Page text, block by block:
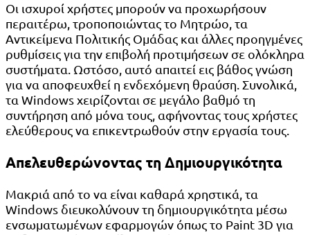
Οι ισχυροί χρήστες μπορούν να προχωρήσουν
περαιτέρω, τροποποιώντας το Μητρώο, τα
Αντικείμενα Πολιτικής Ομάδας και άλλες προηγμένες
ρυθμίσεις για την επιβολή προτιμήσεων σε ολόκληρα
συστήματα. Ωστόσο, αυτό απαιτεί εις βάθος γνώση
για να αποφευχθεί η ενδεχόμενη θραύση. Συνολικά,
τα Windows χειρίζονται σε μεγάλο βαθμό τη
συντήρηση από μόνα τους, αφήνοντας τους χρήστες
ελεύθερους να επικεντρωθούν στην εργασία τους.
Απελευθερώνοντας τη Δημιουργικότητα
Μακριά από το να είναι καθαρά χρηστικά, τα
Windows διευκολύνουν τη δημιουργικότητα μέσω
ενσωματωμένων εφαρμογών όπως το Paint 3D για